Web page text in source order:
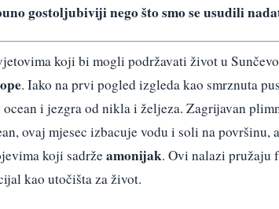
gostoljubiviji nego što smo se usudili
koji bi mogli podržavati život u
. Iako na prvi pogled izgleda kao smrznuta
i jezgra od nikla i željeza. Zagrijavan
ovaj mjesec izbacuje vodu i soli na površinu, a
koji sadržeamonijak. Ovi nalazi pružaju
kao utočišta za život.